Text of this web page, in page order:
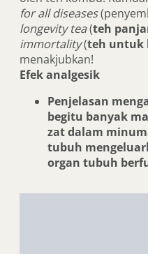
for all diseases
longevity tea(teh
immortality(teh untuk
menakjubkan!
Efek analgesik
Penjelasan
begitu banyak
zat dalam
tubuh
organ tubuh